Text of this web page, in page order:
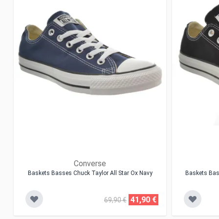
Converse
Baskets Basses Chuck Taylor All Star Ox Navy
69,90 € 41,90 €
Baskets